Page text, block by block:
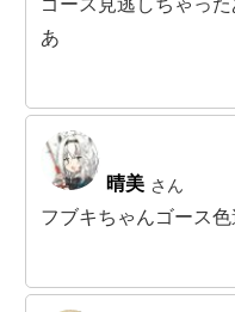
あ
晴美 さん
フブキちゃんゴース